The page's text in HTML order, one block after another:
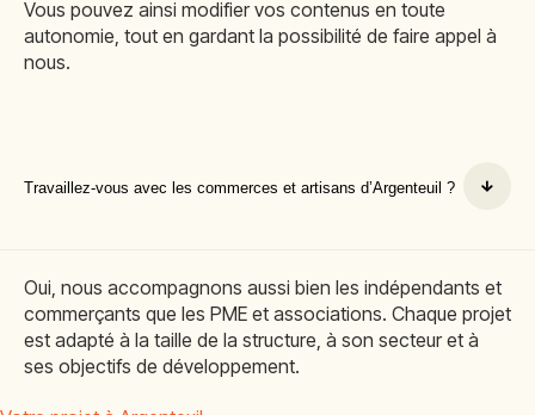
Vous pouvez ainsi modifier vos contenus en toute
autonomie, tout en gardant la possibilité de faire appel à
nous.
Travaillez-vous avec les commerces et artisans d’Argenteuil ?
Oui, nous accompagnons aussi bien les indépendants et
commerçants que les PME et associations. Chaque projet
est adapté à la taille de la structure, à son secteur et à
ses objectifs de développement.